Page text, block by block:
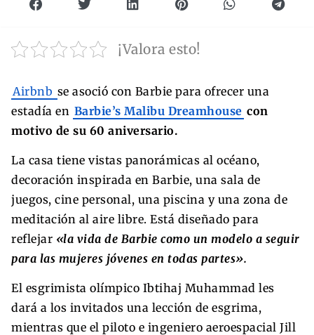
¡Valora esto!
Airbnb se asoció con Barbie para ofrecer una
estadía en Barbie’s Malibu Dreamhouse con
motivo de su 60 aniversario.
La casa tiene vistas panorámicas al océano,
decoración inspirada en Barbie, una sala de
juegos, cine personal, una piscina y una zona de
meditación al aire libre. Está diseñado para
reflejar «la vida de Barbie como un modelo a seguir
para las mujeres jóvenes en todas partes».
El esgrimista olímpico Ibtihaj Muhammad les
dará a los invitados una lección de esgrima,
mientras que el piloto e ingeniero aeroespacial Jill